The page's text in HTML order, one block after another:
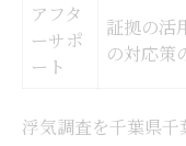
依頼時の
アフタ
ーサポ
ート
証拠の活
の対応策
浮気調査を千葉県